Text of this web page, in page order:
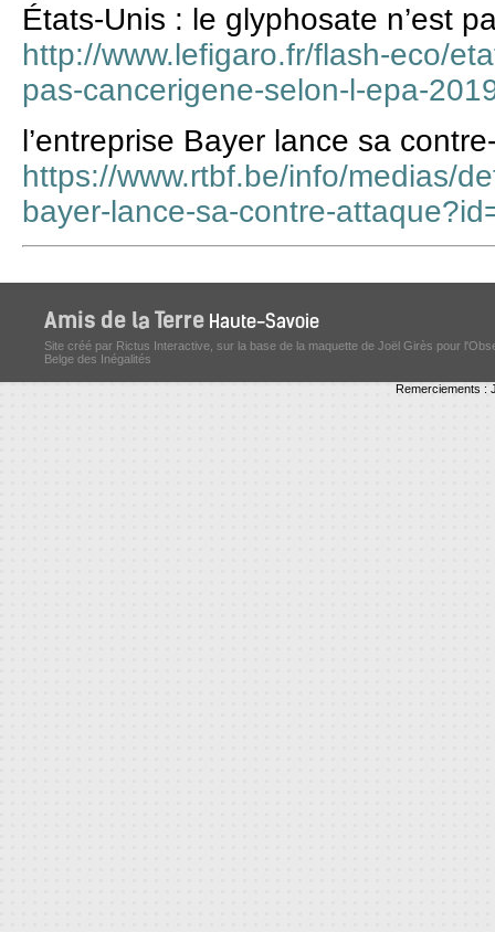
États-Unis : le glyphosate n’est
http://www.lefigaro.fr/flash-eco/
pas-cancerigene-selon-l-epa-
l’entreprise Bayer lance sa
https://www.rtbf.be/info/medias/
bayer-lance-sa-contre-
Site créé par Rictus Interactive, sur la base de la maquette de Joël Girès pour
Belge des Inégalités
Remerciements :